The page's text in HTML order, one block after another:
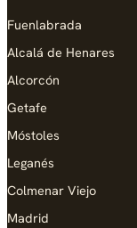
Fuenlabrada
Alcalá de Henares
Alcorcón
Getafe
Móstoles
Leganés
Colmenar Viejo
Madrid